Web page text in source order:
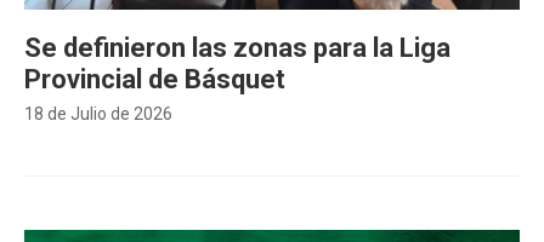
18 de Julio de 2026
Se definieron las zonas para la Liga
Provincial de Básquet